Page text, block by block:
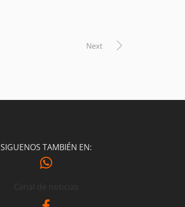
Next
SIGUENOS TAMBIÉN EN:
Canal de noticias